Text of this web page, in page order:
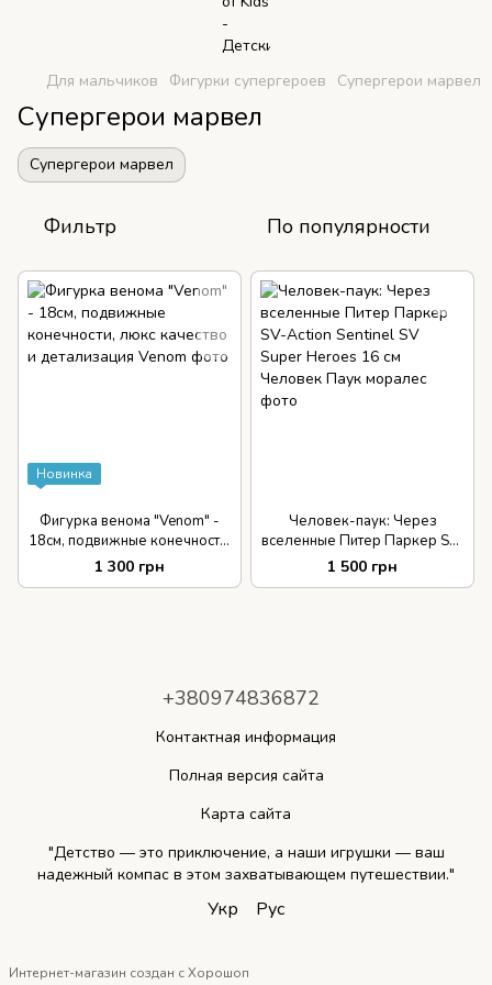
Для мальчиков Фигурки супергероев Супергерои марвел
Супергерои марвел
Супергерои марвел
Фильтр По популярности
Новинка
Фигурка венома "Venom" -
18см, подвижные конечности,
люкс качество и детализация
1 300 грн
Человек-паук: Через
вселенные Питер Паркер SV-
Action Sentinel SV Super
Heroes 16 см
1 500 грн
+380974836872
Контактная информация
Полная версия сайта
Карта сайта
"Детство — это приключение, а наши игрушки — ваш
надежный компас в этом захватывающем путешествии."
Укр Рус
Интернет-магазин создан с Хорошоп